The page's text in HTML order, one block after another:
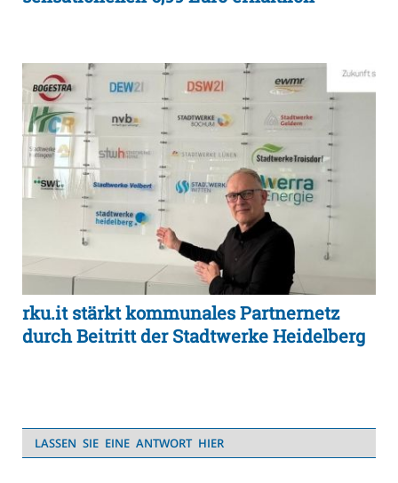
rku.it stärkt kommunales Partnernetz
durch Beitritt der Stadtwerke Heidelberg
LASSEN SIE EINE ANTWORT HIER